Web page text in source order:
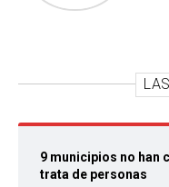
9 municipios no han
trata de personas